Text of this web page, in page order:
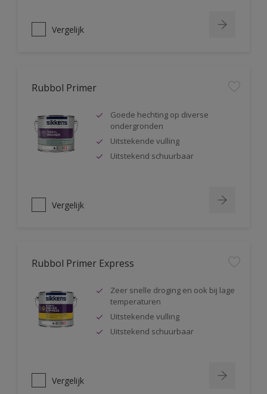
Vergelijk
Rubbol Primer
Goede hechting op diverse
ondergronden
Uitstekende vulling
Uitstekend schuurbaar
Vergelijk
Rubbol Primer Express
Zeer snelle droging en ook bij lage
temperaturen
Uitstekende vulling
Uitstekend schuurbaar
Vergelijk